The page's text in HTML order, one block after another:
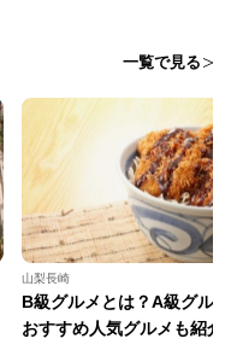
一覧で見る
山梨長崎
B級グルメとは？A級グル
おすすめ人気グルメも紹介